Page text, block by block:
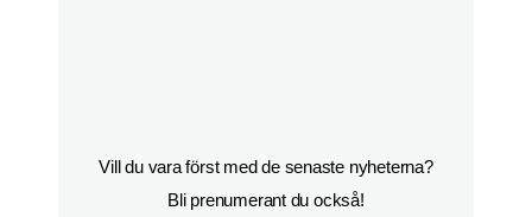
Vill du vara först med de senaste nyheterna?
Bli prenumerant du också!